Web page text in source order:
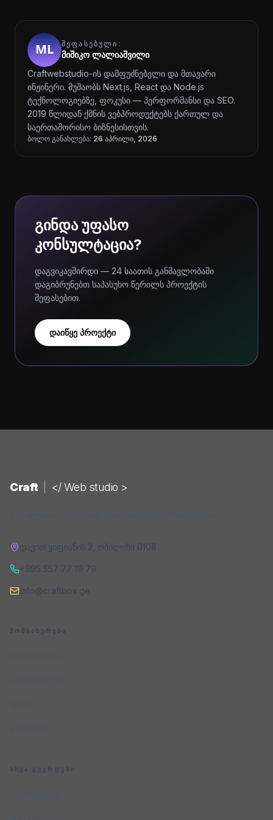
ᲨᲔᲤᲐᲡᲔᲑᲣᲚᲘ:
მიშიკო ლალიაშვილი
Craftwebstudio-ის დამფუძნებელი და მთავარი
ინჟინერი. მუშაობს Next.js, React და Node.js
ტექნოლოგიებზე, ფოკუსი — პერფორმანსი და SEO.
2019 წლიდან ქმნის ვებპროდუქტებს ქართულ და
საერთაშორისო ბიზნესისთვის.
ბოლო განახლება: 26 აპრილი, 2026
გინდა უფასო
კონსულტაცია?
დაგვიკავშირდი — 24 საათის განმავლობაში
დაგიბრუნებთ საპასუხო წერილს პროექტის
შეფასებით.
დაიწყე პროექტი
Craft </ Web studio >
დავით ყიფიანის 2 თბილისი 0108
+995 557 77 19 79
info@craftbox.ge
ᲛᲝᲛᲡᲐᲮᲣᲠᲔᲑᲐ
ᲡᲮᲕᲐ ᲒᲕᲔᲠᲓᲔᲑᲘ